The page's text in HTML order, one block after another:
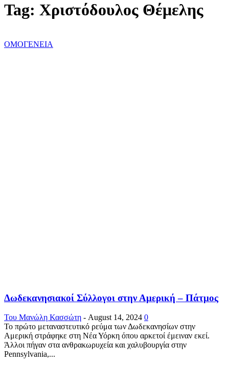
Tag: Χριστόδουλος Θέμελης
ΟΜΟΓΕΝΕΙΑ
Δωδεκανησιακοί Σύλλογοι στην Αμερική – Πάτμος
Του Μανώλη Κασσώτη - August 14, 2024 0
Το πρώτο μεταναστευτικό ρεύμα των Δωδεκανησίων στην
Αμερική στράφηκε στη Νέα Υόρκη όπου αρκετοί έμειναν εκεί.
Άλλοι πήγαν στα ανθρακωρυχεία και χαλυβουργία στην
Pennsylvania,...